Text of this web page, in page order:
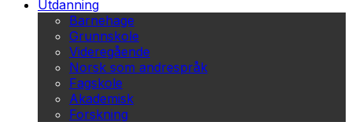
Utdanning
Barnehage
Grunnskole
Videregående
Norsk som andrespråk
Fagskole
Akademisk
Forskning